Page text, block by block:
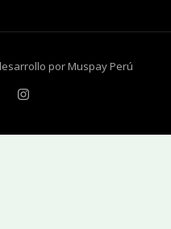
por Muspay Perú